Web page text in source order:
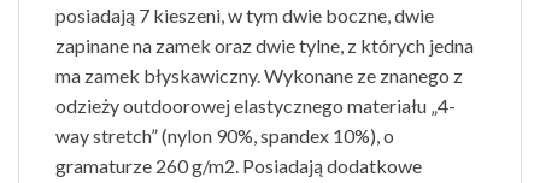
posiadają 7 kieszeni, w tym dwie boczne, dwie
zapinane na zamek oraz dwie tylne, z których jedna
ma zamek błyskawiczny. Wykonane ze znanego z
odzieży outdoorowej elastycznego materiału „4-
way stretch” (nylon 90%, spandex 10%), o
gramaturze 260 g/m2. Posiadają dodatkowe